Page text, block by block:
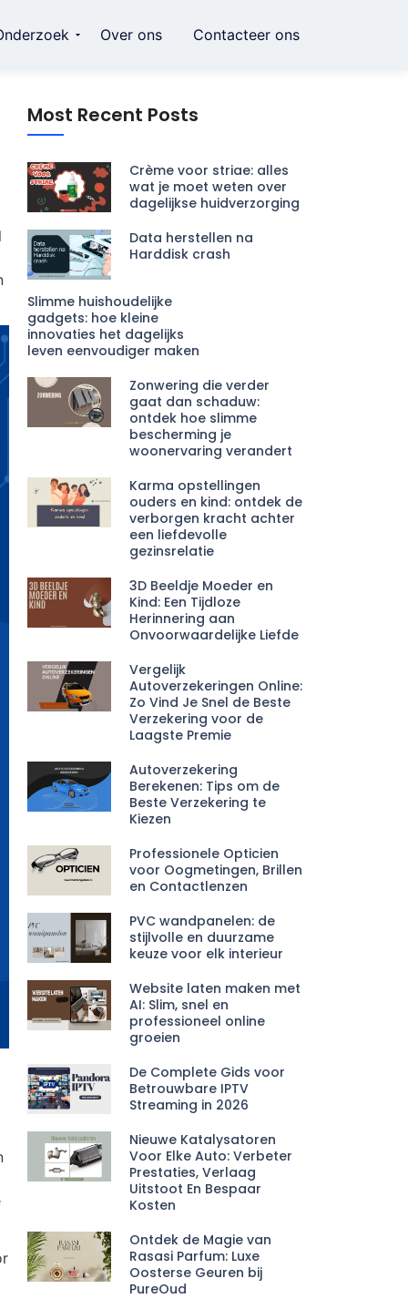
Over ons Contacteer ons
Most Recent Posts
Crème voor striae: alles
wat je moet weten over
dagelijkse huidverzorging
Data herstellen na
Harddisk crash
Slimme huishoudelijke
gadgets: hoe kleine
innovaties het dagelijks
leven eenvoudiger maken
Zonwering die verder
gaat dan schaduw:
ontdek hoe slimme
bescherming je
woonervaring verandert
Karma opstellingen
ouders en kind: ontdek de
verborgen kracht achter
een liefdevolle
gezinsrelatie
3D Beeldje Moeder en
Kind: Een Tijdloze
Herinnering aan
Onvoorwaardelijke Liefde
Vergelijk
Autoverzekeringen Online:
Zo Vind Je Snel de Beste
Verzekering voor de
Laagste Premie
Autoverzekering
Berekenen: Tips om de
Beste Verzekering te
Kiezen
Professionele Opticien
voor Oogmetingen, Brillen
en Contactlenzen
PVC wandpanelen: de
stijlvolle en duurzame
keuze voor elk interieur
Website laten maken met
AI: Slim, snel en
professioneel online
groeien
De Complete Gids voor
Betrouwbare IPTV
Streaming in 2026
Nieuwe Katalysatoren
Voor Elke Auto: Verbeter
Prestaties, Verlaag
Uitstoot En Bespaar
Kosten
Ontdek de Magie van
Rasasi Parfum: Luxe
Oosterse Geuren bij
PureOud